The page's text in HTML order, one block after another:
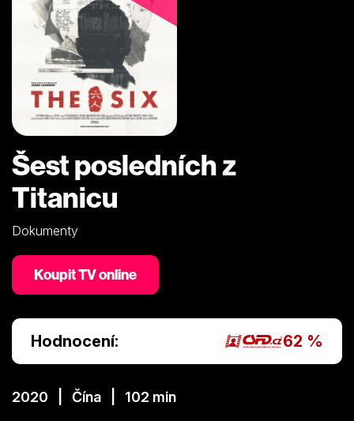
Šest posledních z
Titanicu
Dokumenty
Koupit TV online
Hodnocení: 62 %
2020 | Čína | 102 min